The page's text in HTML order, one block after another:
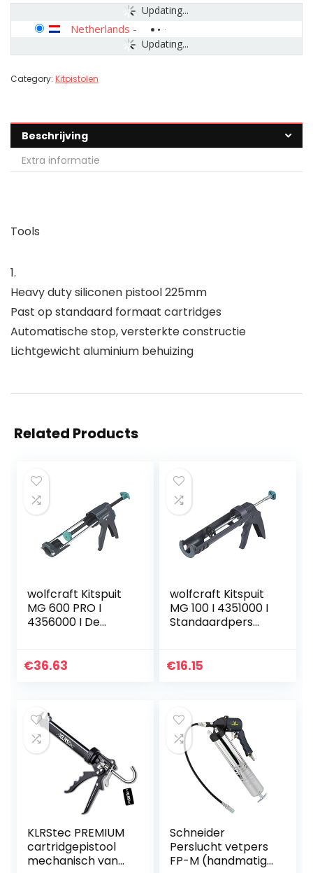
Updating...
Updating...
Netherlands -
Category: Kitpistolen
Beschrijving
Extra informatie
Tools
1.
Heavy duty siliconen pistool 225mm
Past op standaard formaat cartridges
Automatische stop, versterkte constructie
Lichtgewicht aluminium behuizing
Related Products
wolfcraft Kitspuit
MG 600 PRO I
4356000 I De
krachtoverbrengin
dik vloeibare
materialen – Made
in Europe
€36.63
wolfcraft Kitspuit
MG 100 I 4351000 I
Standaardpers
€16.15
KLRStec PREMIUM
cartridgepistool
mechanisch van
Schneider
Perslucht vetpers
FP-M (handmatige